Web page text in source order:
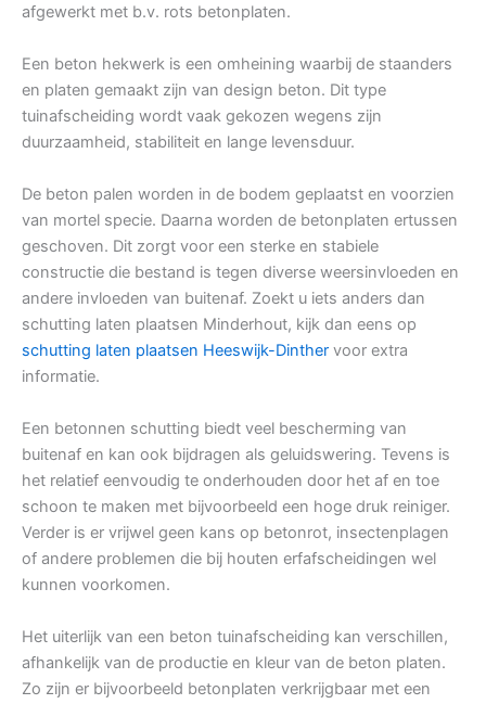
afgewerkt met b.v. rots betonplaten.
Een beton hekwerk is een omheining waarbij de staanders
en platen gemaakt zijn van design beton. Dit type
tuinafscheiding wordt vaak gekozen wegens zijn
duurzaamheid, stabiliteit en lange levensduur.
De beton palen worden in de bodem geplaatst en voorzien
van mortel specie. Daarna worden de betonplaten ertussen
geschoven. Dit zorgt voor een sterke en stabiele
constructie die bestand is tegen diverse weersinvloeden en
andere invloeden van buitenaf. Zoekt u iets anders dan
schutting laten plaatsen Minderhout, kijk dan eens op
schutting laten plaatsen Heeswijk-Dinther voor extra
informatie.
Een betonnen schutting biedt veel bescherming van
buitenaf en kan ook bijdragen als geluidswering. Tevens is
het relatief eenvoudig te onderhouden door het af en toe
schoon te maken met bijvoorbeeld een hoge druk reiniger.
Verder is er vrijwel geen kans op betonrot, insectenplagen
of andere problemen die bij houten erfafscheidingen wel
kunnen voorkomen.
Het uiterlijk van een beton tuinafscheiding kan verschillen,
afhankelijk van de productie en kleur van de beton platen.
Zo zijn er bijvoorbeeld betonplaten verkrijgbaar met een